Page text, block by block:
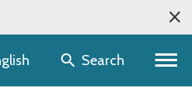
selectorSearch